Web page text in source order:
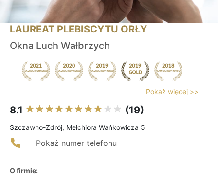
LAUREAT PLEBISCYTU ORŁY
Okna Luch Wałbrzych
Pokaż więcej >>
8.1 (19)
Szczawno-Zdrój, Melchiora Wańkowicza 5
Pokaż numer telefonu
O firmie: